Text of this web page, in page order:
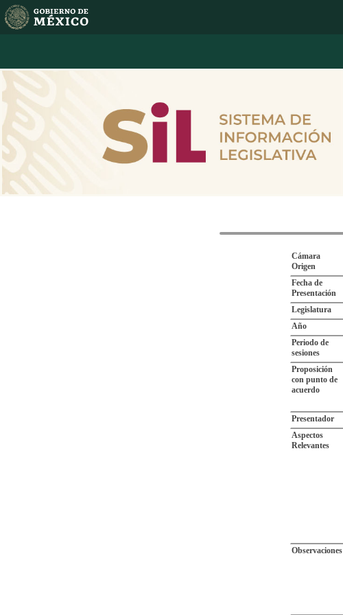
Cámara
Origen
Fecha de
Presentación
Legislatura
Año
Periodo de
sesiones
Proposición
con punto de
acuerdo
Presentador
Aspectos
Relevantes
Observaciones